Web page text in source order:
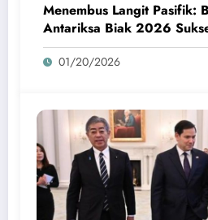
Menembus Langit Pasifik:
Antariksa Biak 2026
Roket Perdana
01/20/2026